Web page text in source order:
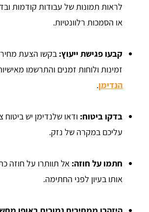
לראות תמונות של עבודות קודמות
או הסמכות רלוונטיות.
קבעו פגישת ייעוץ: בקשו הצעת
זמינות ולוחות זמנים והתרשמו
הנדימן.
בדקו ביטוח: ודאו שלנדימן יש ביטוח
עליכם במקרה של נזק.
חתמו על חוזה: אל תוותרו על חוזה
אותו בעיון לפני החתימה.